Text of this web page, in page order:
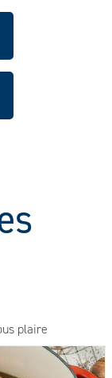
plaire